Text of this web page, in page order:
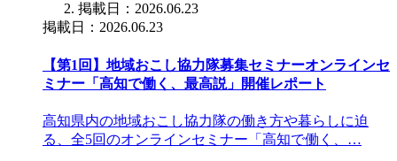
掲載日：2026.06.23
掲載日：2026.06.23
【第1回】地域おこし協力隊募集セミナーオンラインセ
ミナー「高知で働く、最高説」開催レポート
高知県内の地域おこし協力隊の働き方や暮らしに迫
る、全5回のオンラインセミナー「高知で働く、…